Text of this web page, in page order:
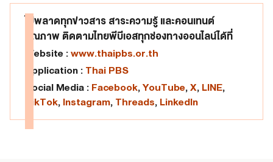
ไม่พลาดทุกข่าวสาร สาระความรู้ และคอนเทนต์
คุณภาพ ติดตามไทยพีบีเอสทุกช่องทางออนไลน์ได้ที่
Website : www.thaipbs.or.th
Application : Thai PBS
Social Media : Facebook, YouTube, X, LINE,
TikTok, Instagram, Threads, LinkedIn